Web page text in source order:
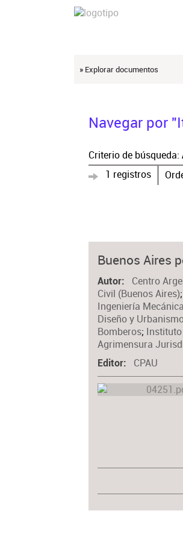
» Explorar documentos
Navegar por
Criterio de búsqueda:
1 registros
Buenos Aires
Autor Centro
Civil (Buenos Aires);
Ingeniería
Diseño y
Bomberos;
Agrimensura
Editor CPAU